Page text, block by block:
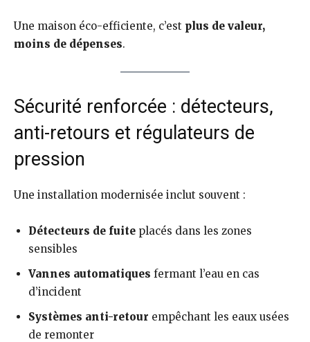
Une maison éco-efficiente, c’est plus de valeur,
moins de dépenses.
Sécurité renforcée : détecteurs,
anti-retours et régulateurs de
pression
Une installation modernisée inclut souvent :
Détecteurs de fuite placés dans les zones
sensibles
Vannes automatiques fermant l’eau en cas
d’incident
Systèmes anti-retour empêchant les eaux usées
de remonter